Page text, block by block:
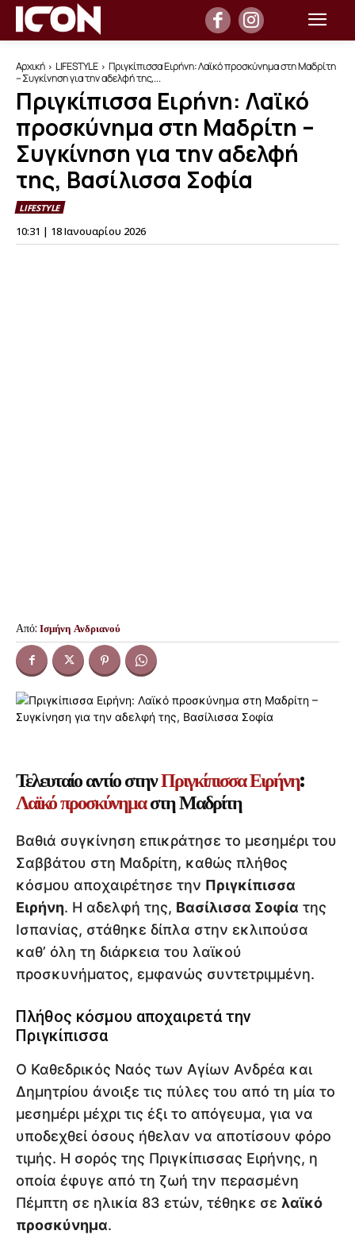
Αρχική LIFESTYLE
Πριγκίπισσα Ειρήνη: Λαϊκό προσκύνημα στη Μαδρίτη
– Συγκίνηση για την αδελφή της,...
Πριγκίπισσα Ειρήνη: Λαϊκό
προσκύνημα στη Μαδρίτη –
Συγκίνηση για την αδελφή
της, Βασίλισσα Σοφία
LIFESTYLE
10:31 | 18 Ιανουαρίου 2026
Από: Ισμήνη Ανδριανού
Τελευταίο αντίο στηνΠριγκίπισσα Ειρήνη:
Λαϊκό προσκύνημαστη Μαδρίτη
Βαθιά συγκίνηση επικράτησε το μεσημέρι του
Σαββάτου στη Μαδρίτη, καθώς πλήθος
κόσμου αποχαιρέτησε την Πριγκίπισσα
Ειρήνη. Η αδελφή της, Βασίλισσα Σοφία της
Ισπανίας, στάθηκε δίπλα στην εκλιπούσα
καθ’ όλη τη διάρκεια του λαϊκού
προσκυνήματος, εμφανώς συντετριμμένη.
Πλήθος κόσμου αποχαιρετά την
Πριγκίπισσα
Ο Καθεδρικός Ναός των Αγίων Ανδρέα και
Δημητρίου άνοιξε τις πύλες του από τη μία το
μεσημέρι μέχρι τις έξι το απόγευμα, για να
υποδεχθεί όσους ήθελαν να αποτίσουν φόρο
τιμής. Η σορός της Πριγκίπισσας Ειρήνης, η
οποία έφυγε από τη ζωή την περασμένη
Πέμπτη σε ηλικία 83 ετών, τέθηκε σε λαϊκό
προσκύνημα.